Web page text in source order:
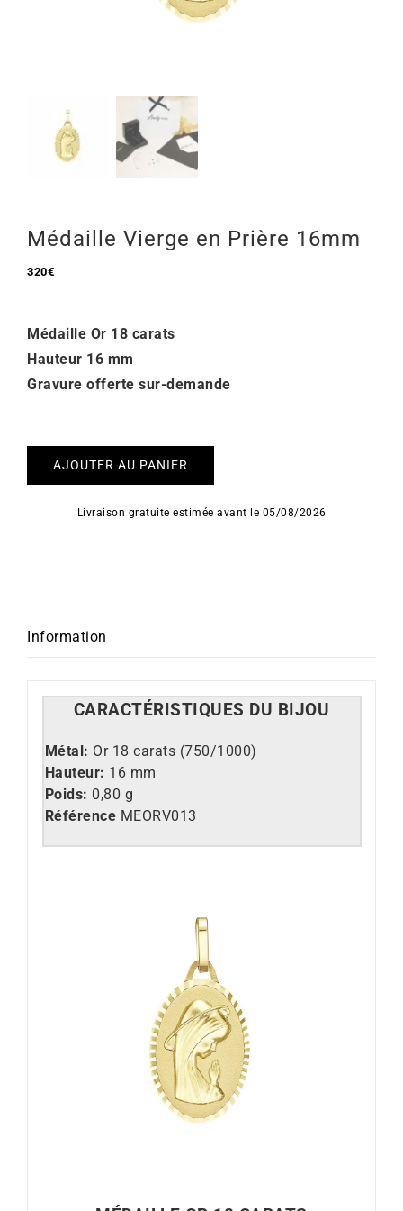
Médaille Vierge en Prière 16mm
320€
Médaille Or 18 carats
Hauteur 16 mm
Gravure offerte sur-demande
AJOUTER AU PANIER
Livraison gratuite estimée avant le 05/08/2026
Information
CARACTÉRISTIQUES DU BIJOU
Métal: Or 18 carats (750/1000)
Hauteur: 16 mm
Poids: 0,80 g
Référence MEORV013